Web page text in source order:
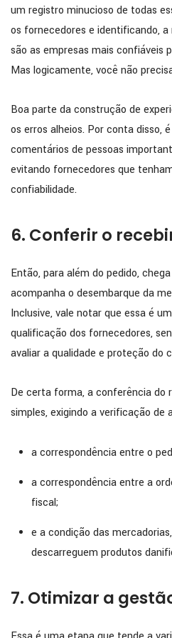
um registro minucioso de todas
os fornecedores e identificando, a
são as empresas mais confiáveis
Mas logicamente, você não
Boa parte da construção de
os erros alheios. Por conta disso,
comentários de pessoas
evitando fornecedores que
confiabilidade.
6. Conferir o
Então, para além do pedido,
acompanha o desembarque da
Inclusive, vale notar que essa é
qualificação dos fornecedores,
avaliar a qualidade e proteção do
De certa forma, a conferência do
simples, exigindo a verificação de
a correspondência entre o
a correspondência entre a
fiscal;
e a condição das
descarreguem produtos
7. Otimizar a